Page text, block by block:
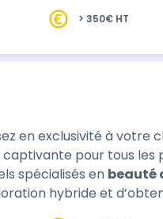
browlift,> 350€ HT
en exclusivité à votre
pour tous les
spécialisés en beauté
hybride et